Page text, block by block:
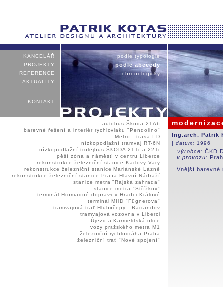
KANCELÁŘ
PROJEKTY
REFERENCE
AKTUALITY
KONTAKT
podle typologie
podle abecedy
chronologicky
autobus Škoda 21Ab
barevné řešení a interiér rychlovlaku "Pendolino"
Metro - trasa I.D
nízkopodlažní tramvaj RT-6N
nízkopodlažní trolejbus ŠKODA 21Tr a 22Tr
pěší zóna a náměstí v centru Liberce
rekonstrukce železniční stanice Karlovy Vary
rekonstrukce železniční stanice Mariánské Lázně
rekonstrukce železniční stanice Praha Hlavní Nádraží
stanice metra "Rajská zahrada"
stanice metra "Střížkov"
terminál Hromadné dopravy v Hradci Králové
terminál MHD "Fügnerova"
tramvajová trať Hlubočepy - Barrandov
tramvajová vozovna v Liberci
Újezd a Karmelitská ulice
vozy pražského metra M1
železniční rychlodráha Praha
železniční trať "Nové spojení"
Ing.arch. Patrik
| datum: 1996
výrobce: ČKD
v provozu:
Vnější barevné